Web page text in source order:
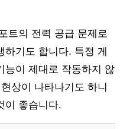
트의 전력 공급 문제로
하기도 합니다. 특정 게
능이 제대로 작동하지 않
상이 나타나기도 하니
이 좋습니다.